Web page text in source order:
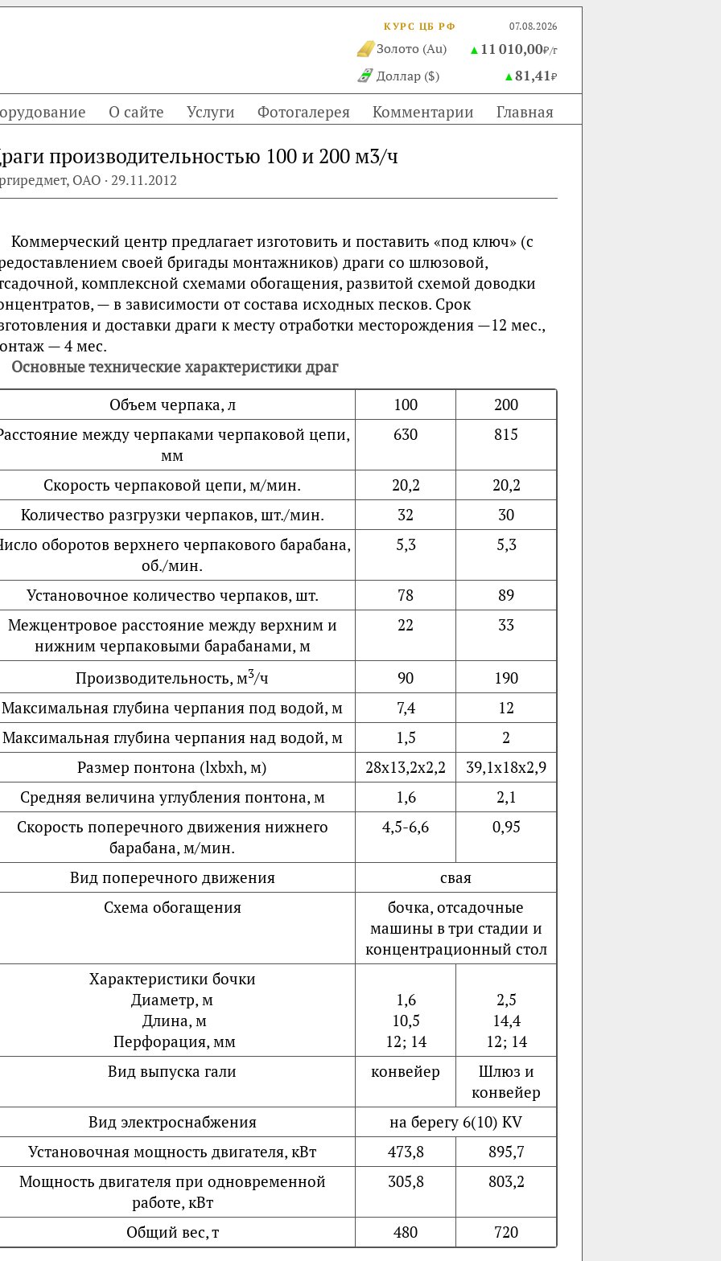
КУРС ЦБ РФ 07.08.2026
Золото (Au) ▲ 11 010,00₽/г
Доллар ($) ▲81,41₽
О сайте Услуги Фотогалерея Комментарии Главная
производительностью 100 и 200 м3/ч
ОАО · 29.11.2012
Коммерческий центр предлагает изготовить и поставить «под ключ» (с
своей бригады монтажников) драги со шлюзовой,
комплексной схемами обогащения, развитой схемой доводки
— в зависимости от состава исходных песков. Срок
и доставки драги к месту отработки месторождения —12 мес.,
— 4 мес.
Основные технические характеристики драг
Объем черпака, л
100
200
между черпаками черпаковой цепи,
мм
630 815
Скорость черпаковой цепи, м/мин. 20,2
20,2
Количество разгрузки черпаков, шт./мин.
32
30
оборотов верхнего черпакового барабана,
об./мин.
5,3 5,3
Установочное количество черпаков, шт. 78
89
Межцентровое расстояние между верхним и
нижним черпаковыми барабанами, м
22 33
Производительность, м3/ч 90
190
Максимальная глубина черпания под водой, м
7,4
12
Максимальная глубина черпания над водой, м
1,5
2
Размер понтона (lxbxh, м)
28х13,2х2,2
39,1х18х2,9
Средняя величина углубления понтона, м
1,6
2,1
Скорость поперечного движения нижнего
барабана, м/мин.
4,5-6,6 0,95
Вид поперечного движения
свая
Схема обогащения
бочка, отсадочные
машины в три стадии и
концентрационный стол
Характеристики бочки
Диаметр, м
Длина, м
Перфорация, мм
1,6
10,5
12; 14
2,5
14,4
12; 14
Вид выпуска гали
конвейер
Шлюз и
конвейер
Вид электроснабжения
на берегу 6(10) KV
Установочная мощность двигателя, кВт
473,8
895,7
Мощность двигателя при одновременной
работе, кВт
305,8 803,2
Общий вес, т 480 720